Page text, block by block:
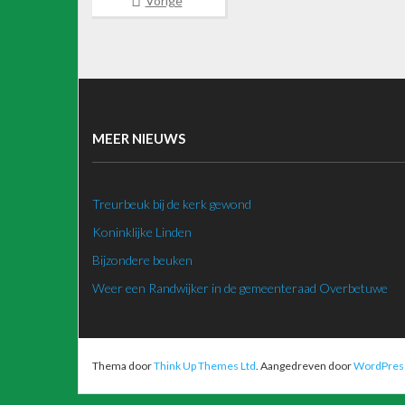
MEER NIEUWS
Treurbeuk bij de kerk gewond
Koninklijke Linden
Bijzondere beuken
Weer een Randwijker in de gemeenteraad Overbetuwe
Thema doorThink Up Themes Ltd. Aangedreven door